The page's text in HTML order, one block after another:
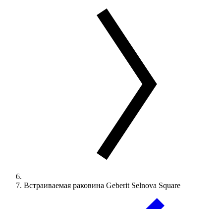
Встраиваемая раковина Geberit Selnova Square